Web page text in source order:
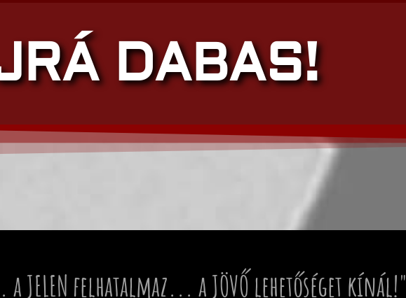
DABAS!
a JELEN felhatalmaz... a JÖVŐ lehetőséget kínál!"